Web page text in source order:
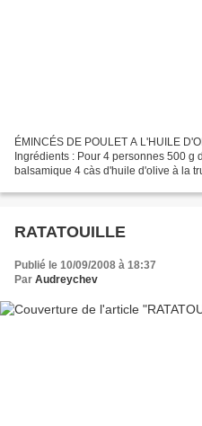
ÉMINCÉS DE POULET A L'HUILE
Ingrédients : Pour 4 personnes 500
balsamique 4 càs d'huile d'olive à la
RATATOUILLE
Publié le 10/09/2008 à 18:37
Par Audreychev